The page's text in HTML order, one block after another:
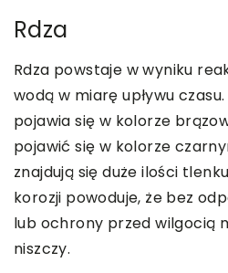
Rdza
Rdza powstaje w wyniku
wodą w miarę upływu
pojawia się w kolorze
pojawić się w kolorze
znajdują się duże ilości
korozji powoduje, że bez
lub ochrony przed wilgocią
niszczy.